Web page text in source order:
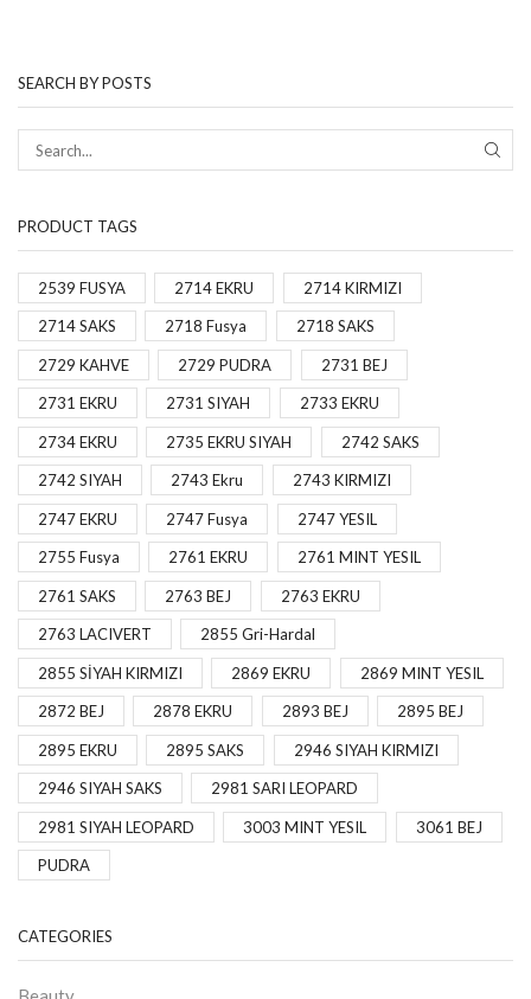
SEARCH BY POSTS
PRODUCT TAGS
2539 FUSYA 2714 EKRU 2714 KIRMIZI
2714 SAKS 2718 Fusya 2718 SAKS
2729 KAHVE 2729 PUDRA 2731 BEJ
2731 EKRU 2731 SIYAH 2733 EKRU
2734 EKRU 2735 EKRU SIYAH 2742 SAKS
2742 SIYAH 2743 Ekru 2743 KIRMIZI
2747 EKRU 2747 Fusya 2747 YESIL
2755 Fusya 2761 EKRU 2761 MINT YESIL
2761 SAKS 2763 BEJ 2763 EKRU
2763 LACIVERT 2855 Gri-Hardal
2855 SİYAH KIRMIZI 2869 EKRU 2869 MINT YESIL
2872 BEJ 2878 EKRU 2893 BEJ 2895 BEJ
2895 EKRU 2895 SAKS 2946 SIYAH KIRMIZI
2946 SIYAH SAKS 2981 SARI LEOPARD
2981 SIYAH LEOPARD 3003 MINT YESIL 3061 BEJ
PUDRA
CATEGORIES